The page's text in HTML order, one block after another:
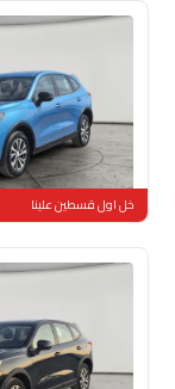
مستعملة 33,577 كم
خل اول قسطين علينا